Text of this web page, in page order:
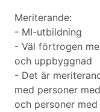
Meriterande:
- MI-utbildning
- Väl förtrogen
och uppbyggnad
- Det är
med personer
och personer